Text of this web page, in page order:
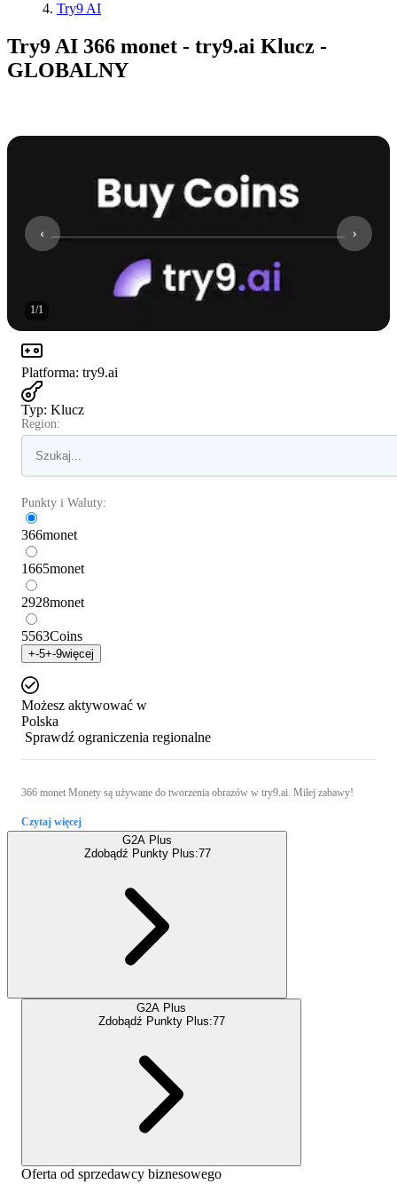
Try9 AI
Try9 AI 366 monet - try9.ai Klucz -
GLOBALNY
1/1
Platforma: try9.ai
Typ: Klucz
Region:
Punkty i Waluty:
366monet
1665monet
2928monet
5563Coins
+-5+-9więcej
Możesz aktywować w
Polska
Sprawdź ograniczenia regionalne
366 monet Monety są używane do tworzenia obrazów w try9.ai. Miłej zabawy!
Czytaj więcej
G2A Plus
Zdobądź Punkty Plus:77
G2A Plus
Zdobądź Punkty Plus:77
Oferta od sprzedawcy biznesowego